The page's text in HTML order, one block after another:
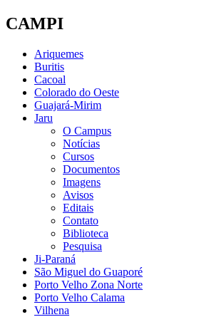
CAMPI
Ariquemes
Buritis
Cacoal
Colorado do Oeste
Guajará-Mirim
Jaru
O Campus
Notícias
Cursos
Documentos
Imagens
Avisos
Editais
Contato
Biblioteca
Pesquisa
Ji-Paraná
São Miguel do Guaporé
Porto Velho Zona Norte
Porto Velho Calama
Vilhena